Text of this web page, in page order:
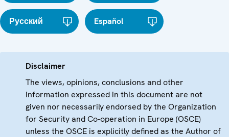
Русский Español
Disclaimer
The views, opinions, conclusions and other
information expressed in this document are not
given nor necessarily endorsed by the Organization
for Security and Co-operation in Europe (OSCE)
unless the OSCE is explicitly defined as the Author of